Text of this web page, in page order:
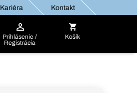
Kariéra Kontakt
Prihlásenie /
Registrácia
Košík